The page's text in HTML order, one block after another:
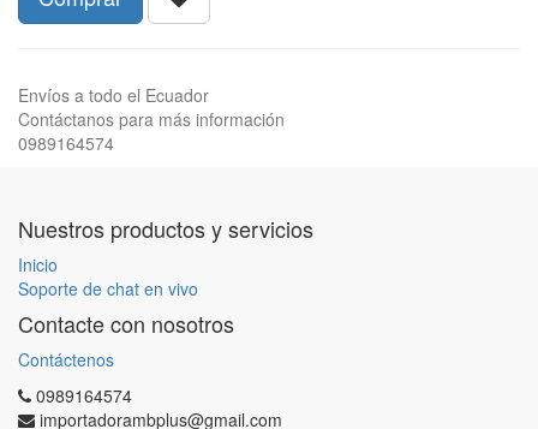
Envíos a todo el Ecuador
Contáctanos para más información
0989164574
Nuestros productos y servicios
Inicio
Soporte de chat en vivo
Contacte con nosotros
Contáctenos
0989164574
importadorambplus@gmail.com